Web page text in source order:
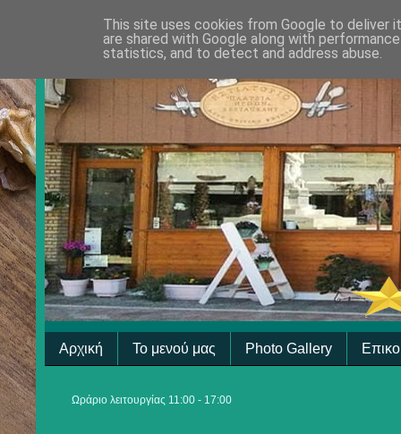
Αρχική Το μενού μας Photo Gallery
Ωράριο λειτουργίας 11:00 - 17:00
This site uses cookies from Google to deliver
are shared with Google along with
statistics, and to detect and address abuse.